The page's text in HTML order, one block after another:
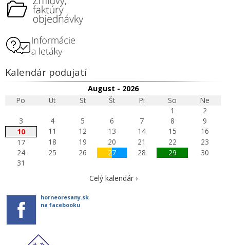
Kalendár podujatí
August - 2026
Po
Ut St Št Pi So
Ne
1
2
3
4 5 6 7 8
9
10
11 12 13 14 15
16
17
18 19 20 21 22
23
24
25 26 27 28 29
30
31
Celý kalendár ›
horneoresany.sk
na facebooku